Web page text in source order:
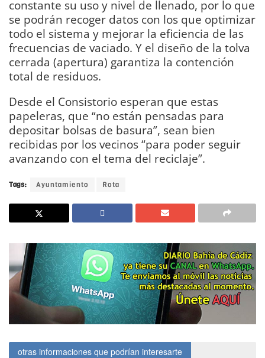
constante su uso y nivel de llenado, por lo que
se podrán recoger datos con los que optimizar
todo el sistema y mejorar la eficiencia de las
frecuencias de vaciado. Y el diseño de la tolva
cerrada (apertura) garantiza la contención
total de residuos.
Desde el Consistorio esperan que estas
papeleras, que “no están pensadas para
depositar bolsas de basura”, sean bien
recibidas por los vecinos “para poder seguir
avanzando con el tema del reciclaje”.
Tags: Ayuntamiento Rota
otras informaciones que podrían interesarte